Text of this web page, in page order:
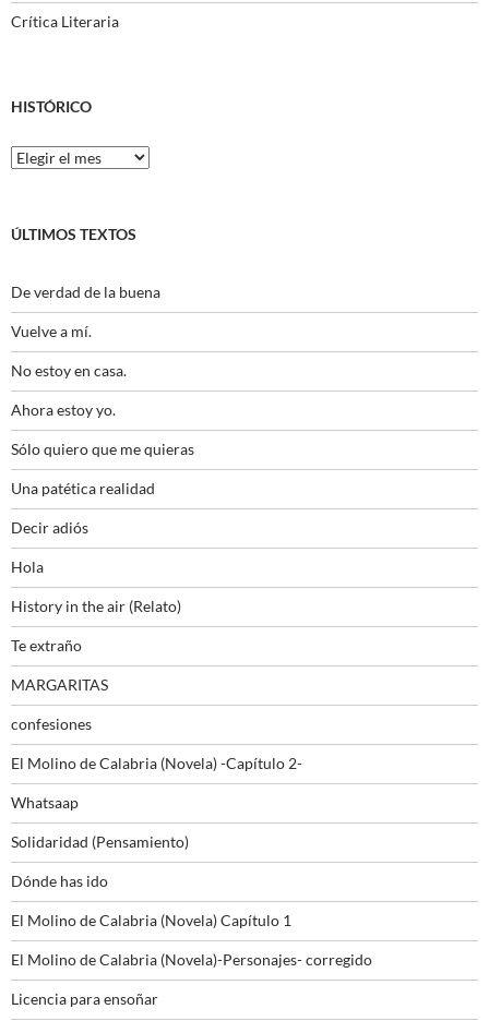
Crítica Literaria
HISTÓRICO
Histórico
ÚLTIMOS TEXTOS
De verdad de la buena
Vuelve a mí.
No estoy en casa.
Ahora estoy yo.
Sólo quiero que me quieras
Una patética realidad
Decir adiós
Hola
History in the air (Relato)
Te extraño
MARGARITAS
confesiones
El Molino de Calabria (Novela) -Capítulo 2-
Whatsaap
Solidaridad (Pensamiento)
Dónde has ido
El Molino de Calabria (Novela) Capítulo 1
El Molino de Calabria (Novela)-Personajes- corregido
Licencia para ensoñar